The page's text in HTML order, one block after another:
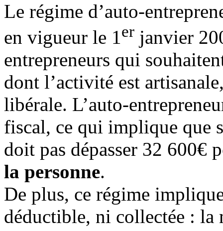
Le régime d’auto-
en vigueur le 1er janvier
entrepreneurs qui
dont l’activité est
libérale. L’auto-
fiscal, ce qui implique que
doit pas dépasser 32 600€
la personne.
De plus, ce régime
déductible, ni collectée :